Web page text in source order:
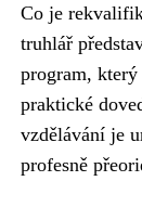
Co je
truhlář
program,
praktické
vzdělávání je
profesně